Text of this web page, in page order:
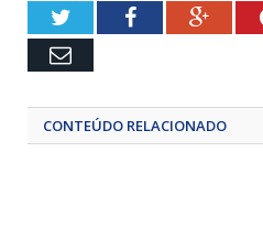
TwitterFacebook
Email
CONTEÚDO RELACIONADO